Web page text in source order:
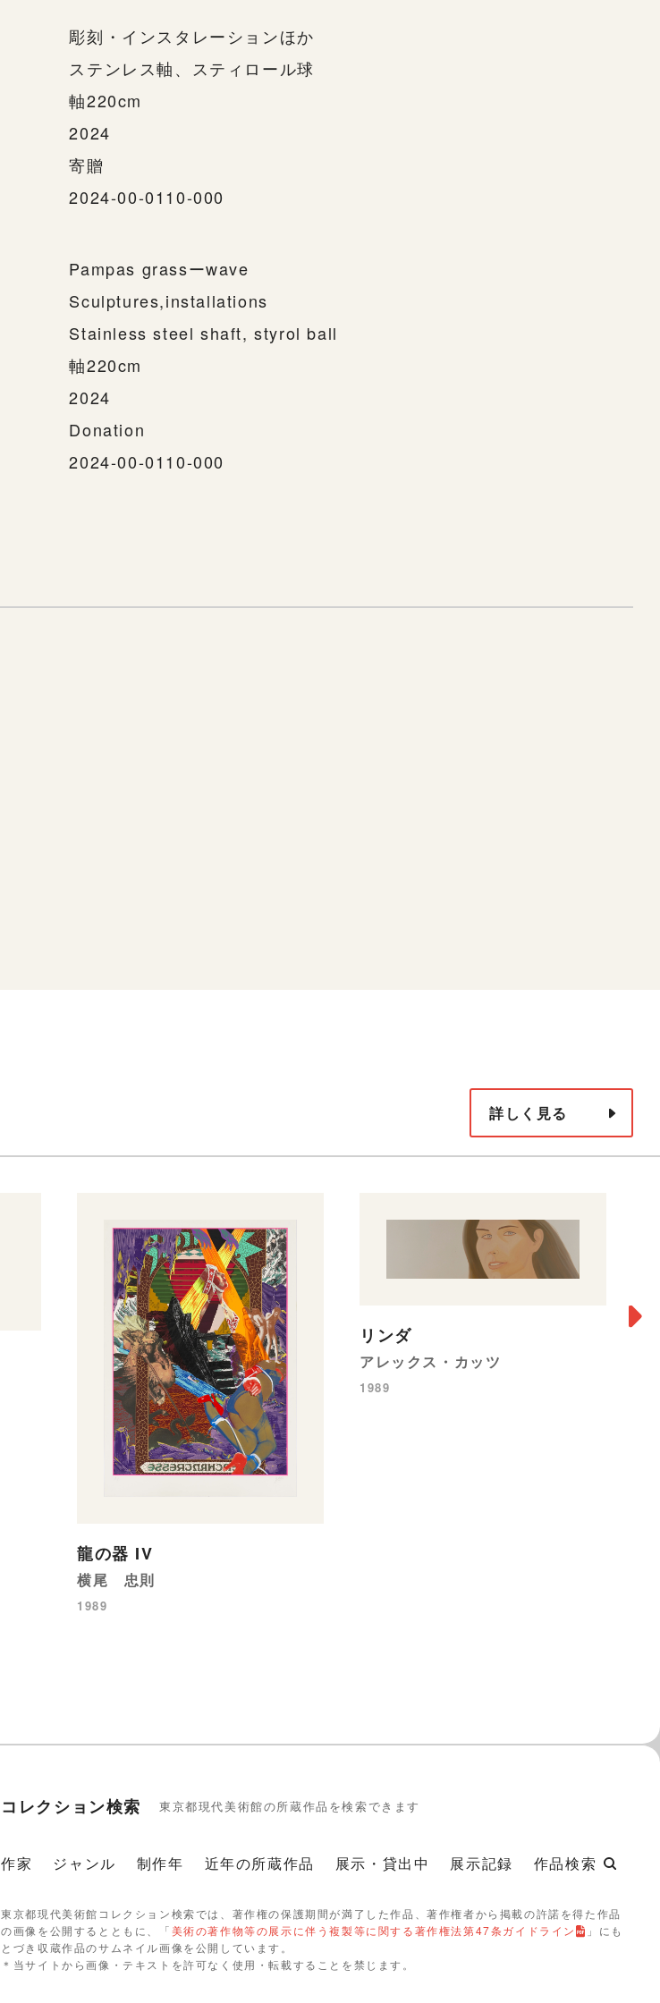
彫刻・インスタレーションほか
ステンレス軸、スティロール球
軸220cm
2024
寄贈
2024-00-0110-000
Pampas grassーwave
Sculptures,installations
Stainless steel shaft, styrol ball
軸220cm
2024
Donation
2024-00-0110-000
詳しく見る
龍の器 IV
横尾 忠則
1989
リンダ
アレックス・カッツ
1989
コレクション検索 東京都現代美術館の所蔵作品を検索できます
作家 ジャンル 制作年 近年の所蔵作品 展示・貸出中 展示記録 作品検索
東京都現代美術館コレクション検索では、著作権の保護期間が満了した作品、著作権者から掲載の許諾を得た作品
の画像を公開するとともに、「美術の著作物等の展示に伴う複製等に関する著作権法第47条ガイドライン
」にも
とづき収蔵作品のサムネイル画像を公開しています。
＊当サイトから画像・テキストを許可なく使用・転載することを禁じます。